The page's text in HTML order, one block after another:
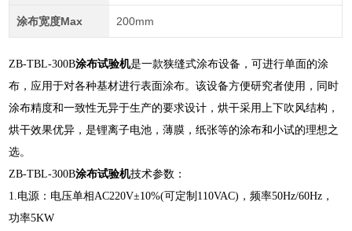
涂布宽度Max 200mm
ZB-TBL-300B涂布试验机是一款狭缝式涂布设备，可进行单面的涂
布，应用于对各种基材进行表面涂布。该设备方便研究者使用，同时
涂布精度和一致性无异于生产的要求设计，烘干采用上下吹风结构，
烘干效果优异，是锂离子电池，薄膜，纸张等的涂布和小试的理想之
选。
ZB-TBL-300B涂布试验机技术参数：
1.电源：电压单相AC220V±10%(可定制110VAC)，频率50Hz/60Hz，
功率5KW